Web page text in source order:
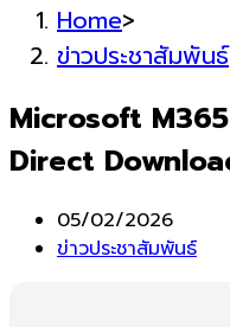
Home>
ข่าวประชาสัมพันธ์
Microsoft
Direct
Post
published:
05/02/2026
Post
ข่าวประชาสัมพันธ์